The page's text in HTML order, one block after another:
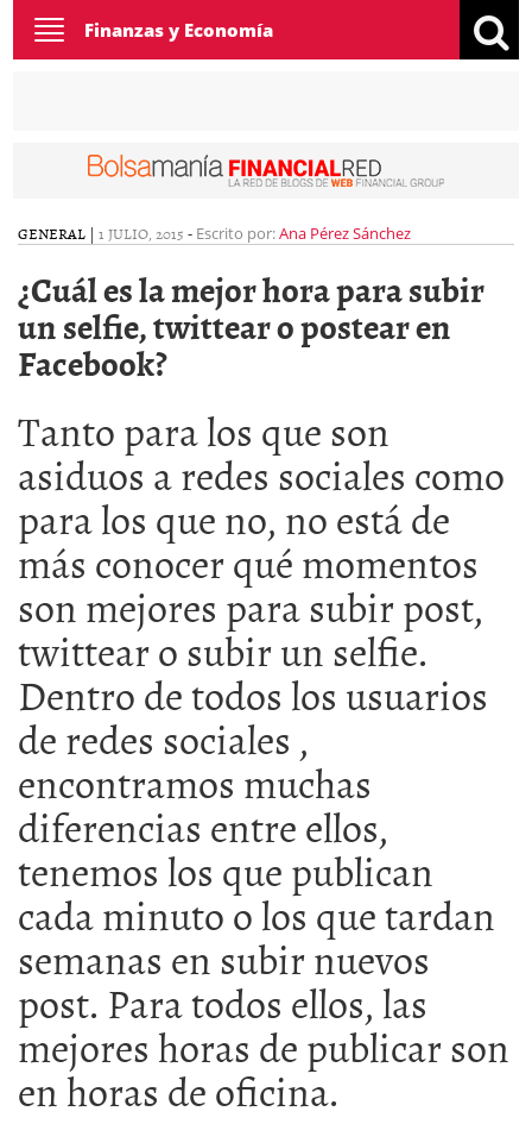
Toggle
navigation
Finanzas y Economía
GENERAL | 1 JULIO, 2015 - Escrito por:Ana Pérez Sánchez
¿Cuál es la mejor hora para subir
un selfie, twittear o postear en
Facebook?
Tanto para los que son
asiduos a redes sociales como
para los que no, no está de
más conocer qué momentos
son mejores para subir post,
twittear o subir un selfie.
Dentro de todos los usuarios
de redes sociales ,
encontramos muchas
diferencias entre ellos,
tenemos los que publican
cada minuto o los que tardan
semanas en subir nuevos
post. Para todos ellos, las
mejores horas de publicar son
en horas de oficina.